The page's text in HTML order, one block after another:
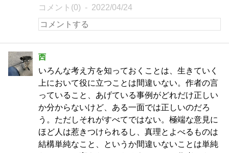
コメント(0) 2022/04/24
西
いろんな考え方を知っておくことは、生きていく
上において役に立つことは間違いない。作者の言
っていること、あげている事例がどれだけ正しい
か分からないけど、ある一面では正しいのだろ
う。ただしそれがすべてではない。極端な意見に
ほど人は惹きつけられるし、真理とよべるものは
結構単純なこと、というか間違いないことは単純